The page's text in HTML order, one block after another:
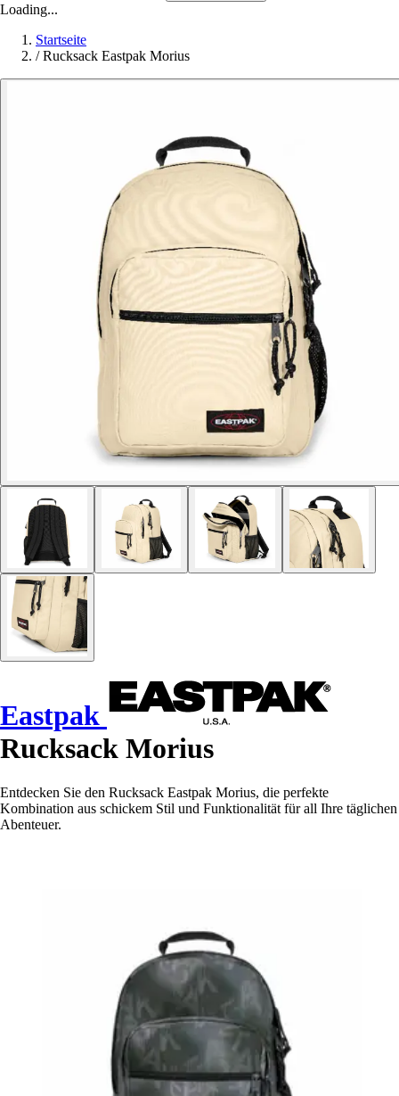
Loading...
Startseite
/ Rucksack Eastpak Morius
Eastpak
Rucksack Morius
Entdecken Sie den Rucksack Eastpak Morius, die perfekte
Kombination aus schickem Stil und Funktionalität für all Ihre täglichen
Abenteuer.